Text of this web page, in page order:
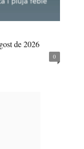
de 2026
0